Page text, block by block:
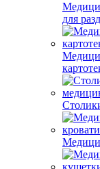
для